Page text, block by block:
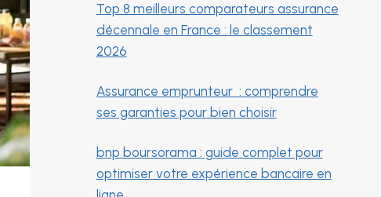
Top 8 meilleurs comparateurs assurance
décennale en France : le classement
2026
Assurance emprunteur : comprendre
ses garanties pour bien choisir
bnp boursorama : guide complet pour
optimiser votre expérience bancaire en